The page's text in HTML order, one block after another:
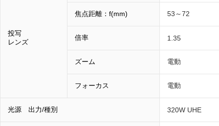
投写
レンズ
焦点距離：f(mm) 53～72
倍率 1.35
ズーム 電動
フォーカス 電動
光源 出力/種別 320W UHE